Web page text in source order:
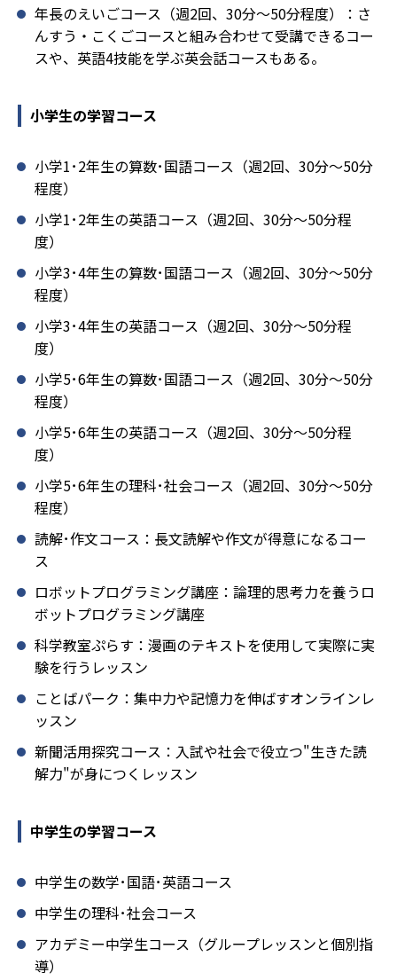
年長のえいごコース（週2回、30分～50分程度）：さ
んすう・こくごコースと組み合わせて受講できるコー
スや、英語4技能を学ぶ英会話コースもある。
小学生の学習コース
小学1･2年生の算数･国語コース（週2回、30分～50分
程度）
小学1･2年生の英語コース（週2回、30分～50分程
度）
小学3･4年生の算数･国語コース（週2回、30分～50分
程度）
小学3･4年生の英語コース（週2回、30分～50分程
度）
小学5･6年生の算数･国語コース（週2回、30分～50分
程度）
小学5･6年生の英語コース（週2回、30分～50分程
度）
小学5･6年生の理科･社会コース（週2回、30分～50分
程度）
読解･作文コース：長文読解や作文が得意になるコー
ス
ロボットプログラミング講座：論理的思考力を養うロ
ボットプログラミング講座
科学教室ぷらす：漫画のテキストを使用して実際に実
験を行うレッスン
ことばパーク：集中力や記憶力を伸ばすオンラインレ
ッスン
新聞活用探究コース：入試や社会で役立つ"生きた読
解力"が身につくレッスン
中学生の学習コース
中学生の数学･国語･英語コース
中学生の理科･社会コース
アカデミー中学生コース（グループレッスンと個別指
導）